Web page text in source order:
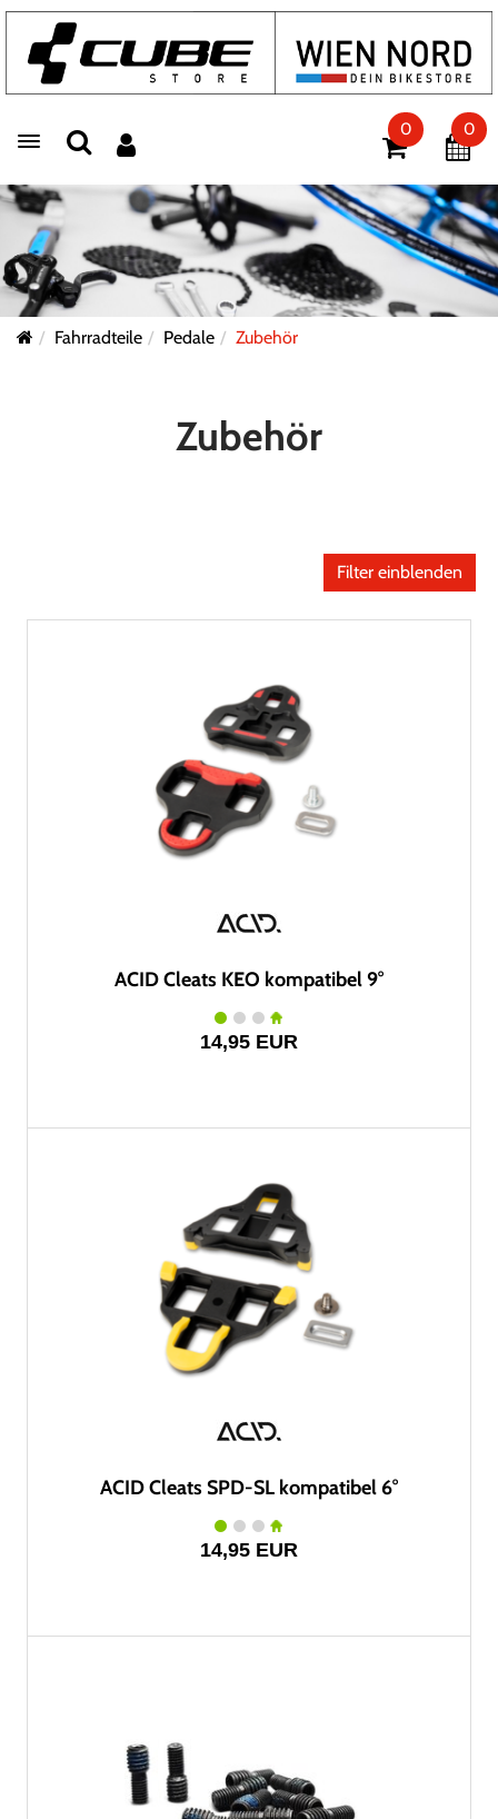
Toggle navigation
0 0
Fahrradteile Pedale Zubehör
Zubehör
Filter einblenden
ACID Cleats KEO kompatibel 9°
14,95 EUR
ACID Cleats SPD-SL kompatibel 6°
14,95 EUR